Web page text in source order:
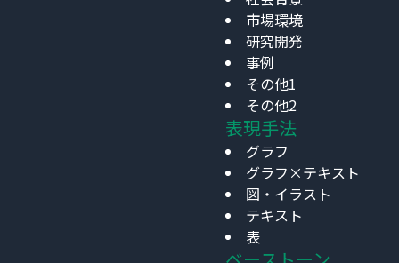
市場環境
研究開発
事例
その他1
その他2
表現手法
グラフ
グラフ×テキスト
図・イラスト
テキスト
表